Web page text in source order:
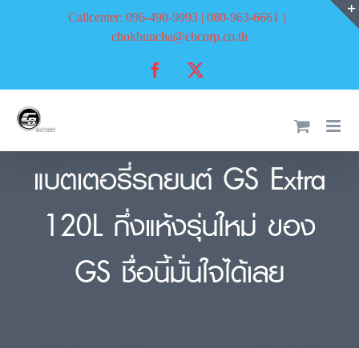
Callcenter: 096-490-9993 | 080-963-6661 |
chokbuncha@cbcorp.co.th
Facebook
แบตเตอรี่รถยนต์ GS Extra
120L กึ่งแห้งรุ่นใหม่ ของ
GS ชื่อนี้มั่นใจได้เลย